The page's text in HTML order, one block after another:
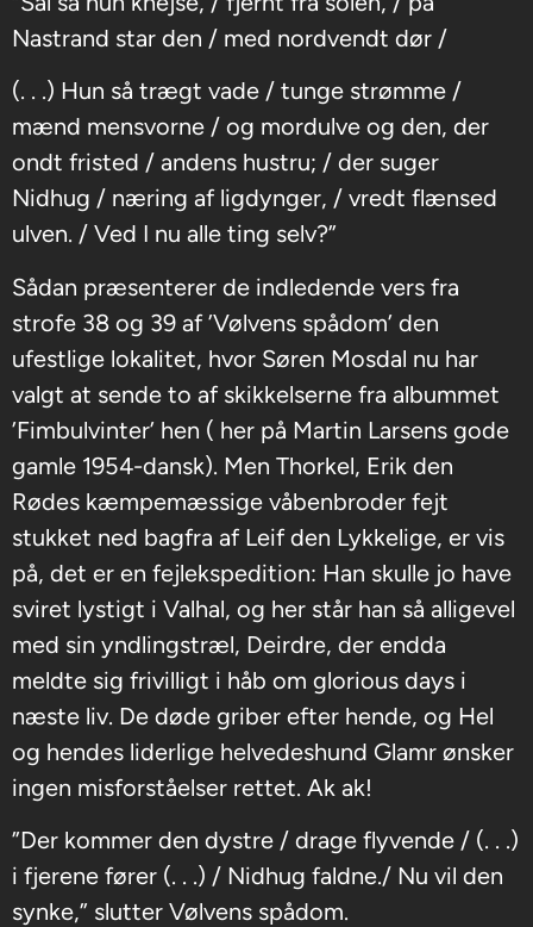
Nastrand star den / med nordvendt dør /
(. . .) Hun så trægt vade / tunge strømme /
mænd mensvorne / og mordulve og den, der
ondt fristed / andens hustru; / der suger
Nidhug / næring af ligdynger, / vredt flænsed
ulven. / Ved I nu alle ting selv?”
Sådan præsenterer de indledende vers fra
strofe 38 og 39 af ’Vølvens spådom’ den
ufestlige lokalitet, hvor Søren Mosdal nu har
valgt at sende to af skikkelserne fra albummet
’Fimbulvinter’ hen ( her på Martin Larsens gode
gamle 1954-dansk). Men Thorkel, Erik den
Rødes kæmpemæssige våbenbroder fejt
stukket ned bagfra af Leif den Lykkelige, er vis
på, det er en fejlekspedition: Han skulle jo have
sviret lystigt i Valhal, og her står han så alligevel
med sin yndlingstræl, Deirdre, der endda
meldte sig frivilligt i håb om glorious days i
næste liv. De døde griber efter hende, og Hel
og hendes liderlige helvedeshund Glamr ønsker
ingen misforståelser rettet. Ak ak!
”Der kommer den dystre / drage flyvende / (. . .)
i fjerene fører (. . .) / Nidhug faldne./ Nu vil den
synke,” slutter Vølvens spådom.